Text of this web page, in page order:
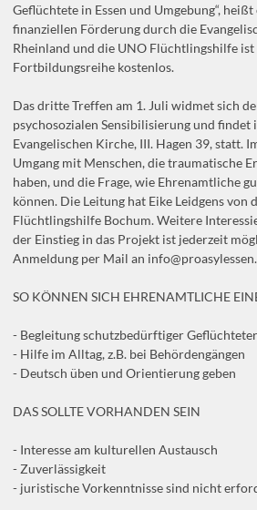
Geflüchtete in Essen und Umgebung“,
finanziellen Förderung durch die
Rheinland und die UNO Flüchtlingshilfe ist
Fortbildungsreihe kostenlos.
Das dritte Treffen am 1. Juli widmet sich
psychosozialen Sensibilisierung und findet
Evangelischen Kirche, III. Hagen 39, statt.
Umgang mit Menschen, die traumatische
haben, und die Frage, wie Ehrenamtliche
können. Die Leitung hat Eike Leidgens von
Flüchtlingshilfe Bochum. Weitere
der Einstieg in das Projekt ist jederzeit
Anmeldung per Mail an
SO KÖNNEN SICH EHRENAMTLICHE
- Begleitung schutzbedürftiger Geflüchteter
- Hilfe im Alltag, z.B. bei Behördengängen
- Deutsch üben und Orientierung geben
DAS SOLLTE VORHANDEN SEIN
- Interesse am kulturellen Austausch
- Zuverlässigkeit
- juristische Vorkenntnisse sind nicht